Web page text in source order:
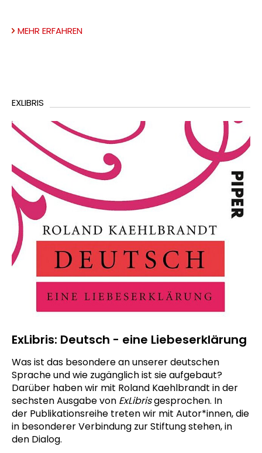
MEHR ERFAHREN
EXLIBRIS
ExLibris: Deutsch - eine Liebeserklärung
Was ist das besondere an unserer deutschen
Sprache und wie zugänglich ist sie aufgebaut?
Darüber haben wir mit Roland Kaehlbrandt in der
sechsten Ausgabe von ExLibrisgesprochen. In
der Publikationsreihe treten wir mit Autor*innen, die
in besonderer Verbindung zur Stiftung stehen, in
den Dialog.